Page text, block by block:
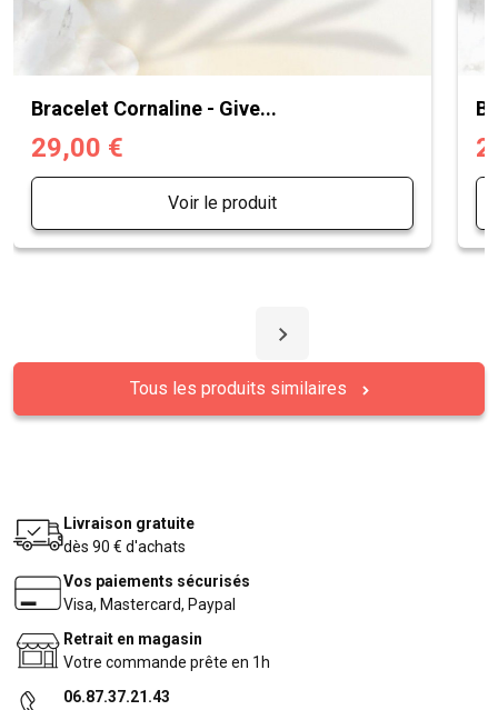
Bracelet Cornaline - Give...
29,00 €
Voir le produit
Tous les produits similaires
Livraison gratuite
dès 90 € d'achats
Vos paiements sécurisés
Visa, Mastercard, Paypal
Retrait en magasin
Votre commande prête en 1h
06.87.37.21.43